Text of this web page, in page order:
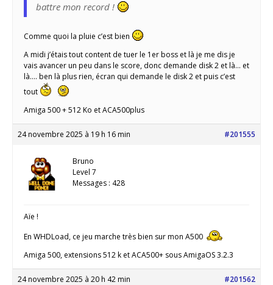
battre mon record !
Comme quoi la pluie c’est bien
A midi j’étais tout content de tuer le 1er boss et là je me dis je
vais avancer un peu dans le score, donc demande disk 2 et là… et
là…. ben là plus rien, écran qui demande le disk 2 et puis c’est
tout
Amiga 500 + 512 Ko et ACA500plus
24 novembre 2025 à 19 h 16 min #201555
Bruno
Level 7
Messages : 428
Aïe !
En WHDLoad, ce jeu marche très bien sur mon A500
Amiga 500, extensions 512 k et ACA500+ sous AmigaOS 3.2.3
24 novembre 2025 à 20 h 42 min #201562